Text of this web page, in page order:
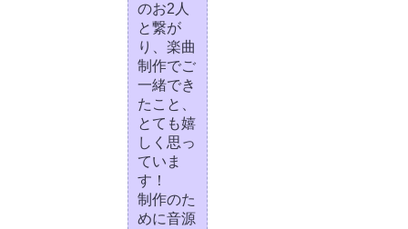
のお2人
と繋が
り、楽曲
制作でご
一緒でき
たこと、
とても嬉
しく思っ
ていま
す！
制作のた
めに音源